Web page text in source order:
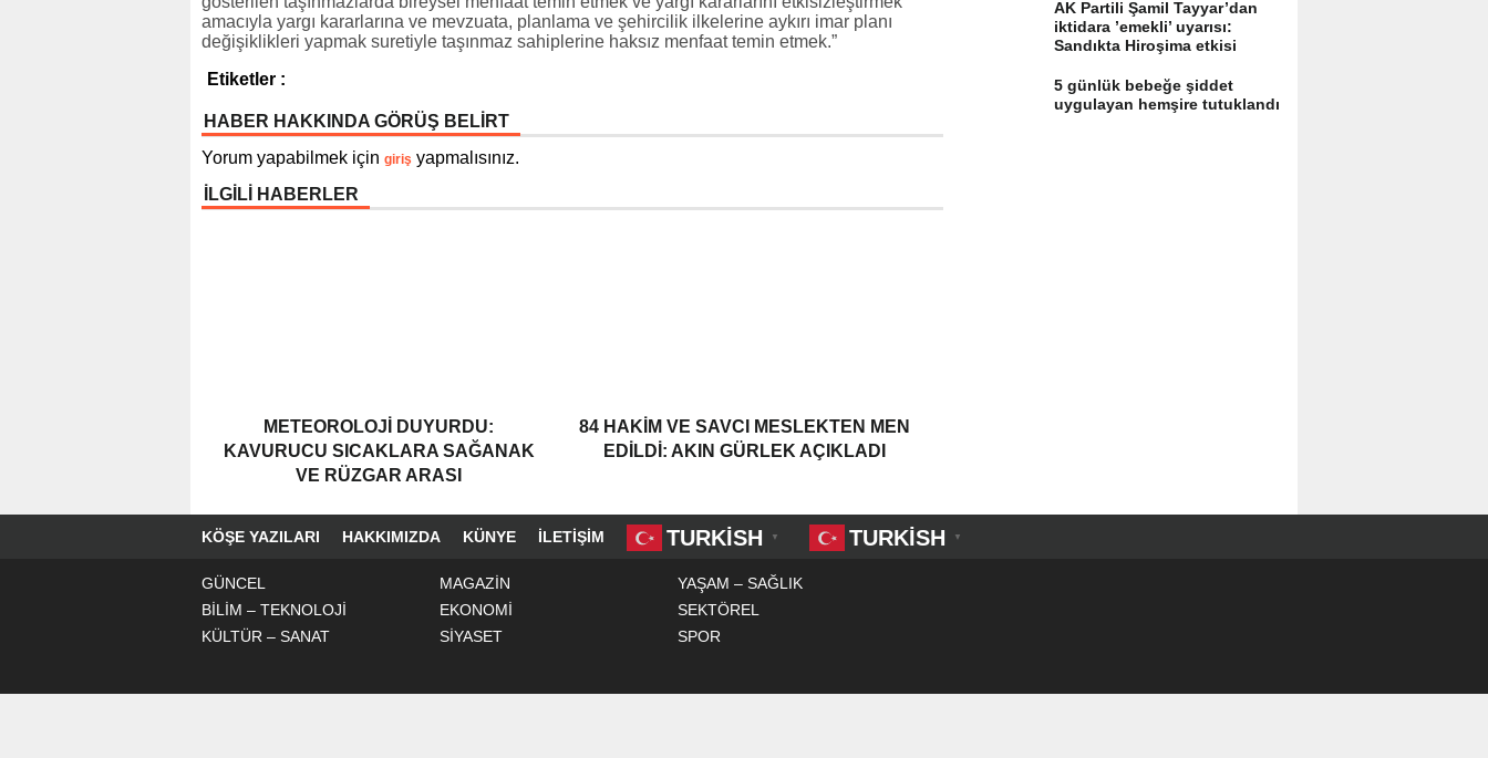
amacıyla yargı kararlarına ve mevzuata, planlama ve şehircilik ilkelerine aykırı imar planı
değişiklikleri yapmak suretiyle taşınmaz sahiplerine haksız menfaat temin etmek.”
Etiketler :
HABER HAKKINDA GÖRÜŞ BELİRT
Yorum yapabilmek için giriş yapmalısınız.
İLGİLİ HABERLER
METEOROLOJI DUYURDU:
KAVURUCU SICAKLARA SAĞANAK
VE RÜZGAR ARASI
84 HAKIM VE SAVCI MESLEKTEN MEN
EDILDI: AKIN GÜRLEK AÇIKLADI
AK Partili Şamil Tayyar’dan
iktidara ’emekli’ uyarısı:
Sandıkta Hiroşima etkisi
5 günlük bebeğe şiddet
uygulayan hemşire tutuklandı
KÖŞE YAZILARI HAKKIMIZDA KÜNYE İLETIŞIM TURKISH ▼ TURKISH ▼
GÜNCEL MAGAZİN
YAŞAM – SAĞLIK
BİLİM – TEKNOLOJİ
EKONOMİ
SEKTÖREL
KÜLTÜR – SANAT
SİYASET SPOR